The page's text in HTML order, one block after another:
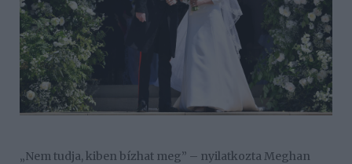
„Nem tudja, kiben bízhat meg” – nyilatkozta Meghan